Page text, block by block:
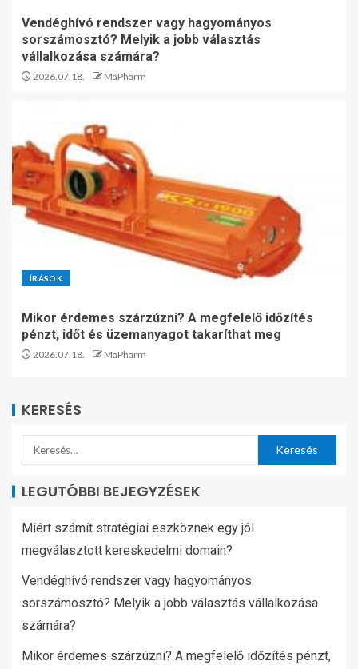
Vendéghívó rendszer vagy hagyományos
sorszámosztó? Melyik a jobb választás
vállalkozása számára?
2026.07.18. MaPharm
ÍRÁSOK
Mikor érdemes szárzúzni? A megfelelő időzítés
pénzt, időt és üzemanyagot takaríthat meg
2026.07.18. MaPharm
KERESÉS
LEGUTÓBBI BEJEGYZÉSEK
Miért számít stratégiai eszköznek egy jól
megválasztott kereskedelmi domain?
Vendéghívó rendszer vagy hagyományos
sorszámosztó? Melyik a jobb választás vállalkozása
számára?
Mikor érdemes szárzúzni? A megfelelő időzítés pénzt,